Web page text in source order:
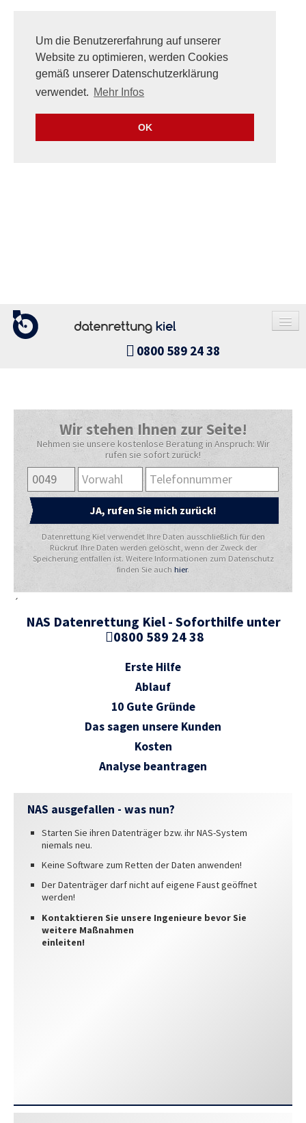
Um die Benutzererfahrung auf unserer
Website zu optimieren, werden Cookies
gemäß unserer Datenschutzerklärung
verwendet. Mehr Infos
OK
0800 589 24 38
DATENRETTUNG
FESTPLATTE / SSD
RAID-SYSTEM
NAS-SYSTEM
APPLE-PRODUKTE
USB-STICK / SPEICHERKARTE
HANDY / TABLET
RICHTIG VERPACKEN
WIDERRUFSBELEHRUNG
WIDERRUFSFORMULAR
Wir stehen Ihnen zur Seite!
Nehmen sie unsere kostenlose Beratung in Anspruch: Wir
rufen sie sofort zurück!
Datenrettung Kiel verwendet Ihre Daten ausschließlich für den
Rückruf. Ihre Daten werden gelöscht, wenn der Zweck der
Speicherung entfallen ist. Weitere Informationen zum Datenschutz
finden Sie auch hier.
´
NAS Datenrettung Kiel - Soforthilfe unter
0800 589 24 38
Erste Hilfe
Ablauf
10 Gute Gründe
Das sagen unsere Kunden
Kosten
Analyse beantragen
NAS ausgefallen - was nun?
Starten Sie ihren Datenträger bzw. ihr NAS-System
niemals neu.
Keine Software zum Retten der Daten anwenden!
Der Datenträger darf nicht auf eigene Faust geöffnet
werden!
Kontaktieren Sie unsere Ingenieure bevor Sie
weitere Maßnahmen
einleiten!